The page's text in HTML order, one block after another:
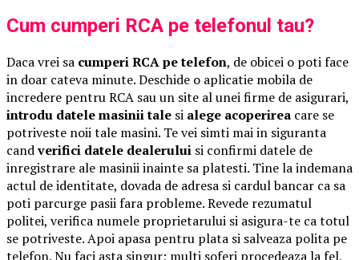
Cum cumperi RCA pe telefonul tau?
Daca vrei sa cumperi RCA pe telefon, de obicei o poti face
in doar cateva minute. Deschide o aplicatie mobila de
incredere pentru RCA sau un site al unei firme de asigurari,
introdu datele masinii tale si alege acoperirea care se
potriveste noii tale masini. Te vei simti mai in siguranta
candverifici datele dealerului si confirmi datele de
inregistrare ale masinii inainte sa platesti. Tine la indemana
actul de identitate, dovada de adresa si cardul bancar ca sa
poti parcurge pasii fara probleme. Revede rezumatul
politei, verifica numele proprietarului si asigura-te ca totul
se potriveste. Apoi apasa pentru plata si salveaza polita pe
telefon. Nu faci asta singur; multi soferi procedeaza la fel,